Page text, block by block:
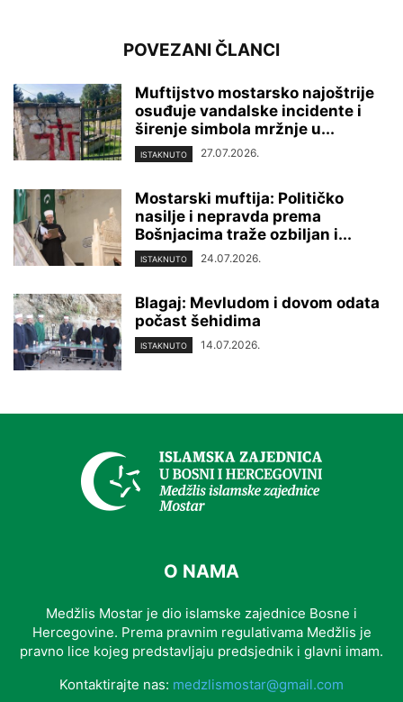
POVEZANI ČLANCI
Muftijstvo mostarsko najoštrije
osuđuje vandalske incidente i
širenje simbola mržnje u...
ISTAKNUTO 27.07.2026.
Mostarski muftija: Političko
nasilje i nepravda prema
Bošnjacima traže ozbiljan i...
ISTAKNUTO 24.07.2026.
Blagaj: Mevludom i dovom odata
počast šehidima
ISTAKNUTO 14.07.2026.
O NAMA
Medžlis Mostar je dio islamske zajednice Bosne i
Hercegovine. Prema pravnim regulativama Medžlis je
pravno lice kojeg predstavljaju predsjednik i glavni imam.
Kontaktirajte nas: medzlismostar@gmail.com